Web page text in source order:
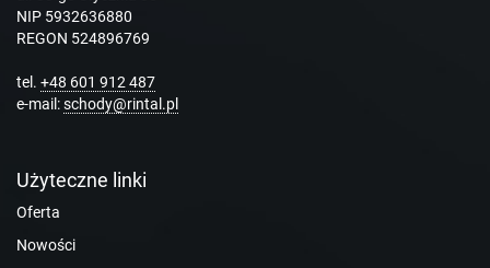
NIP 5932636880
REGON 524896769
tel. +48 601 912 487
e-mail:schody@rintal.pl
Użyteczne linki
Oferta
Nowości